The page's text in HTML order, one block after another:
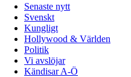
Senaste nytt
Svenskt
Kungligt
Hollywood & Världen
Politik
Vi avslöjar
Kändisar A-Ö